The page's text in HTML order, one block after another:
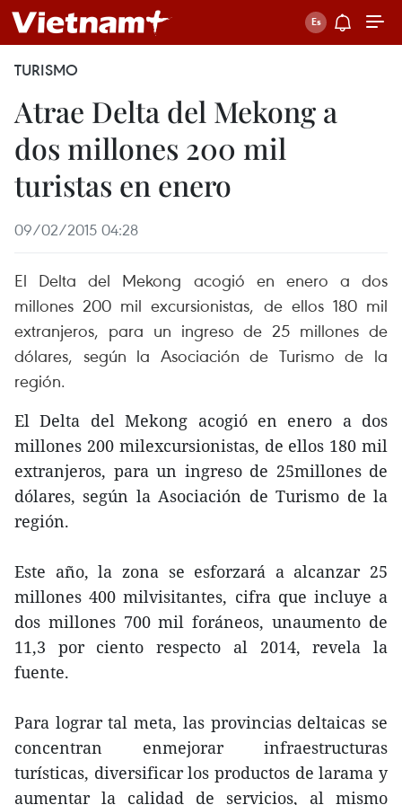
TURISMO
Atrae Delta del Mekong a
dos millones 200 mil
turistas en enero
09/02/2015 04:28
El Delta del Mekong acogió en enero a dos
millones 200 mil excursionistas, de ellos 180 mil
extranjeros, para un ingreso de 25 millones de
dólares, según la Asociación de Turismo de la
región.
El Delta del Mekong acogió en enero a dos
millones 200 milexcursionistas, de ellos 180 mil
extranjeros, para un ingreso de 25millones de
dólares, según la Asociación de Turismo de la
región.
Este año, la zona se esforzará a alcanzar 25
millones 400 milvisitantes, cifra que incluye a
dos millones 700 mil foráneos, unaumento de
11,3 por ciento respecto al 2014, revela la
fuente.
Para lograr tal meta, las provincias deltaicas se
concentran enmejorar infraestructuras
turísticas, diversificar los productos de larama y
aumentar la calidad de servicios, al mismo